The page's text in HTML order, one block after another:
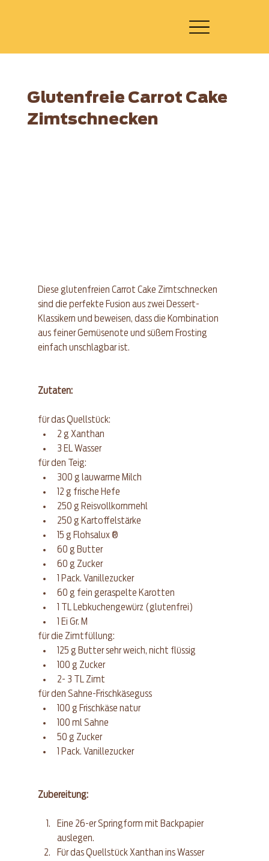
Glutenfreie Carrot Cake
Zimtschnecken
Diese glutenfreien Carrot Cake Zimtschnecken
sind die perfekte Fusion aus zwei Dessert-
Klassikern und beweisen, dass die Kombination
aus feiner Gemüsenote und süßem Frosting
einfach unschlagbar ist.
Zutaten:
für das Quellstück:
2 g Xanthan
3 EL Wasser
für den Teig:
300 g lauwarme Milch
12 g frische Hefe
250 g Reisvollkornmehl
250 g Kartoffelstärke
15 g Flohsalux ®
60 g Butter
60 g Zucker
1 Pack. Vanillezucker
60 g fein geraspelte Karotten
1 TL Lebkuchengewürz (glutenfrei)
1 Ei Gr. M
für die Zimtfüllung:
125 g Butter sehr weich, nicht flüssig
100 g Zucker
2- 3 TL Zimt
für den Sahne-Frischkäseguss
100 g Frischkäse natur
100 ml Sahne
50 g Zucker
1 Pack. Vanillezucker
Zubereitung:
Eine 26-er Springform mit Backpapier
auslegen.
Für das Quellstück Xanthan ins Wasser